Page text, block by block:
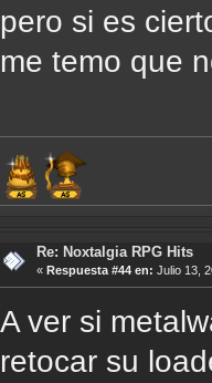
pero si es
me temo que
Re: Noxtalgia RPG Hits
« Respuesta #44 en: Julio 13,
A ver si
retocar su